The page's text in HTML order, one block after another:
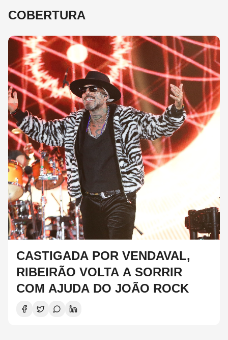
COBERTURA
CASTIGADA POR VENDAVAL,
RIBEIRÃO VOLTA A SORRIR
COM AJUDA DO JOÃO ROCK